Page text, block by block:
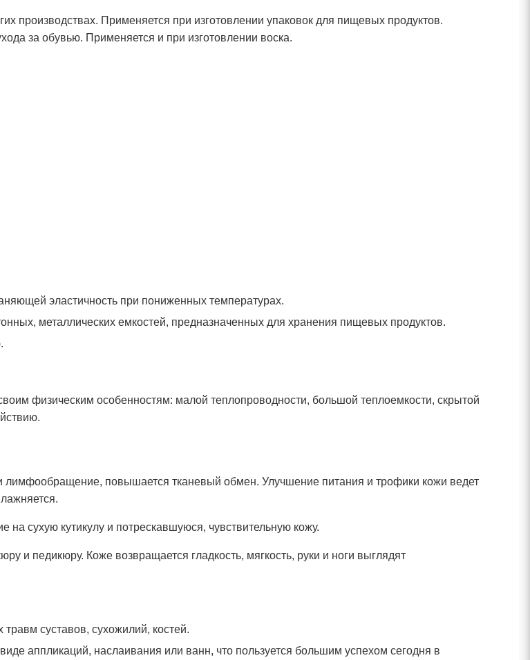
производствах. Применяется при изготовлении упаковок для пищевых продуктов.
за обувью. Применяется и при изготовлении воска.
эластичность при пониженных температурах.
металлических емкостей, предназначенных для хранения пищевых продуктов.
физическим особенностям: малой теплопроводности, большой теплоемкости, скрытой
повышается тканевый обмен. Улучшение питания и трофики кожи ведет
на сухую кутикулу и потрескавшуюся, чувствительную кожу.
и педикюру. Коже возвращается гладкость, мягкость, руки и ноги выглядят
суставов, сухожилий, костей.
аппликаций, наслаивания или ванн, что пользуется большим успехом сегодня в